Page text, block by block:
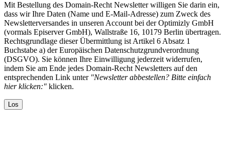
Mit Bestellung des Domain-Recht Newsletter willigen Sie darin ein,
dass wir Ihre Daten (Name und E-Mail-Adresse) zum Zweck des
Newsletterversandes in unseren Account bei der Optimizly GmbH
(vormals Episerver GmbH), Wallstraße 16, 10179 Berlin übertragen.
Rechtsgrundlage dieser Übermittlung ist Artikel 6 Absatz 1
Buchstabe a) der Europäischen Datenschutzgrundverordnung
(DSGVO). Sie können Ihre Einwilligung jederzeit widerrufen,
indem Sie am Ende jedes Domain-Recht Newsletters auf den
entsprechenden Link unter "Newsletter abbestellen? Bitte einfach
hier klicken:" klicken.